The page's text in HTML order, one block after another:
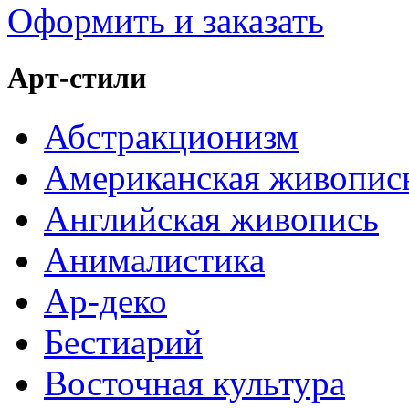
Оформить и заказать
Арт-стили
Абстракционизм
Американская
Английская живопись
Анималистика
Ар-деко
Бестиарий
Восточная культура